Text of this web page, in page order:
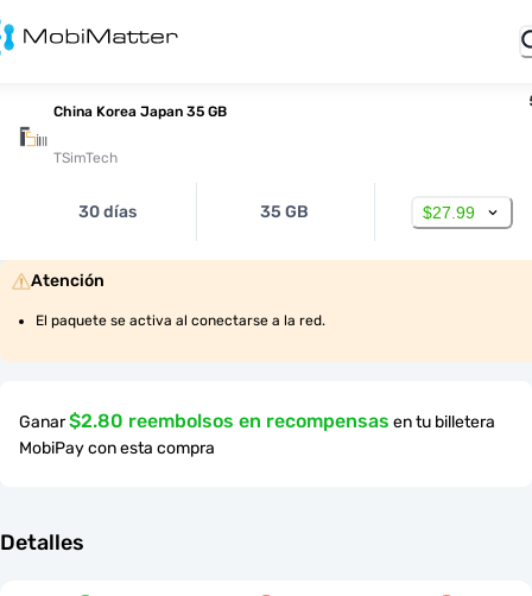
China Korea Japan 35 GB
TSimTech
30 días 35 GB $27.99
Atención
El paquete se activa al conectarse a la red.
Ganar$2.80 reembolsos en recompensas en tu billetera
MobiPay con esta compra
Detalles